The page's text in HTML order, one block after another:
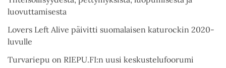
luovuttamisesta
Lovers Left Alive päivitti suomalaisen katurockin 2020-
luvulle
Turvariepu on RIEPU.FI:n uusi keskustelufoorumi